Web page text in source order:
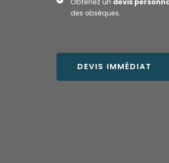
des obsèques.
DEVIS IMMÉDIAT